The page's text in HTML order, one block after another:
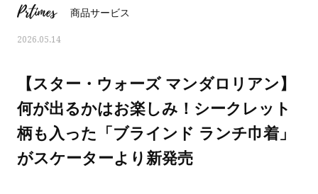
Prtimes 商品サービス
2026.05.14
【スター・ウォーズ マンダロリアン】
何が出るかはお楽しみ！シークレット
柄も入った「ブラインド ランチ巾着」
がスケーターより新発売